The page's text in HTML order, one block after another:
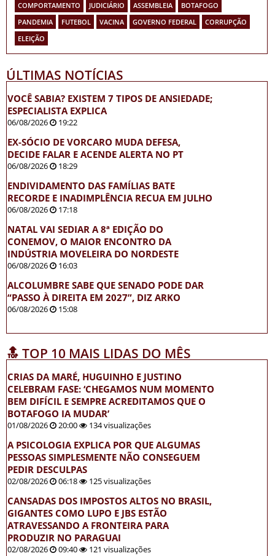
COMPORTAMENTO
JUDICIÁRIO ASSEMBLEIA
BOTAFOGO
PANDEMIA
FUTEBOL VACINA GOVERNO FEDERAL
CORRUPÇÃO
ELEIÇÃO
ÚLTIMAS NOTÍCIAS
VOCÊ SABIA? EXISTEM 7 TIPOS DE ANSIEDADE;
ESPECIALISTA EXPLICA
06/08/2026 19:22
EX-SÓCIO DE VORCARO MUDA DEFESA,
DECIDE FALAR E ACENDE ALERTA NO PT
06/08/2026 18:29
ENDIVIDAMENTO DAS FAMÍLIAS BATE
RECORDE E INADIMPLÊNCIA RECUA EM JULHO
06/08/2026 17:18
NATAL VAI SEDIAR A 8ª EDIÇÃO DO
CONEMOV, O MAIOR ENCONTRO DA
INDÚSTRIA MOVELEIRA DO NORDESTE
06/08/2026 16:03
ALCOLUMBRE SABE QUE SENADO PODE DAR
“PASSO À DIREITA EM 2027”, DIZ ARKO
06/08/2026 15:08
🔝 TOP 10 MAIS LIDAS DO MÊS
CRIAS DA MARÉ, HUGUINHO E JUSTINO
CELEBRAM FASE: ‘CHEGAMOS NUM MOMENTO
BEM DIFÍCIL E SEMPRE ACREDITAMOS QUE O
BOTAFOGO IA MUDAR’
01/08/2026 20:00 134 visualizações
A PSICOLOGIA EXPLICA POR QUE ALGUMAS
PESSOAS SIMPLESMENTE NÃO CONSEGUEM
PEDIR DESCULPAS
02/08/2026 06:18 125 visualizações
CANSADAS DOS IMPOSTOS ALTOS NO BRASIL,
GIGANTES COMO LUPO E JBS ESTÃO
ATRAVESSANDO A FRONTEIRA PARA
PRODUZIR NO PARAGUAI
02/08/2026 09:40 121 visualizações